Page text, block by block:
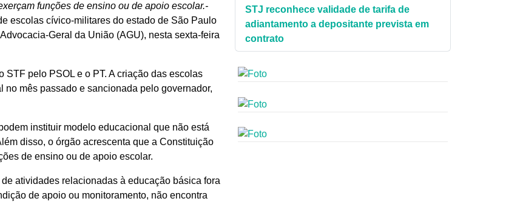
funções de ensino ou de apoio escolar.-
escolas cívico-militares do estado de São Paulo
Geral da União (AGU), nesta sexta-feira
pelo PSOL e o PT. A criação das escolas
mês passado e sancionada pelo governador,
instituir modelo educacional que não está
disso, o órgão acrescenta que a Constituição
de ensino ou de apoio escolar.
atividades relacionadas à educação básica fora
de apoio ou monitoramento, não encontra
STJ reconhece validade de tarifa de
adiantamento a depositante prevista em
contrato